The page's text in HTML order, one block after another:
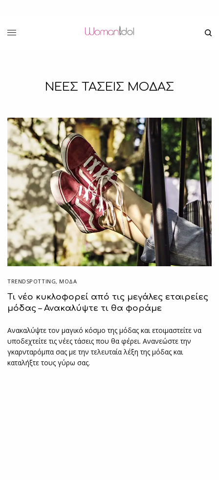
ΝΕΕΣ ΤΑΣΕΙΣ ΜΟΔΑΣ
TRENDSPOTTING, ΜΟΔΑ
Τι νέο κυκλοφορεί από τις μεγάλες εταιρείες
μόδας – Ανακαλύψτε τι θα φοράμε
Ανακαλύψτε τον μαγικό κόσμο της μόδας και ετοιμαστείτε να
υποδεχτείτε τις νέες τάσεις που θα φέρει. Ανανεώστε την
γκαρνταρόμπα σας με την τελευταία λέξη της μόδας και
καταλήξτε τους γύρω σας.